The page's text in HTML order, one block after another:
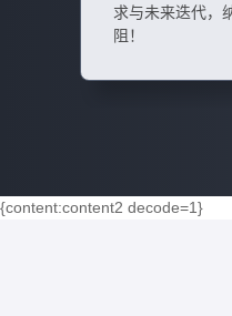
求与未来迭代，
阻！
{content:content2 decode=1}